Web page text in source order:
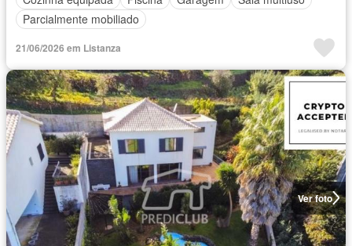
Parcialmente mobiliado
21/06/2026 em Listanza
Ver foto